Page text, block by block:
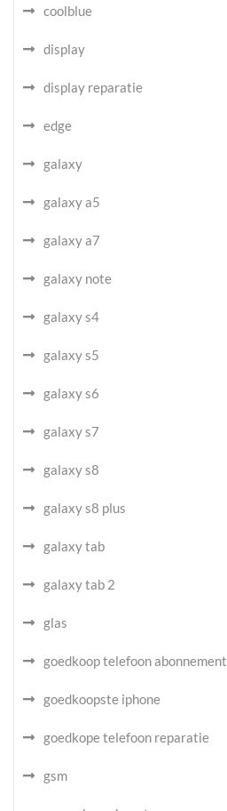
coolblue
display
display reparatie
edge
galaxy
galaxy a5
galaxy a7
galaxy note
galaxy s4
galaxy s5
galaxy s6
galaxy s7
galaxy s8
galaxy s8 plus
galaxy tab
galaxy tab 2
glas
goedkoop telefoon abonnement
goedkoopste iphone
goedkope telefoon reparatie
gsm